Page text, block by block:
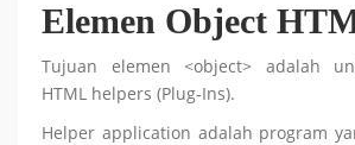
Elemen Object
Tujuan elemen <object> adalah
HTML helpers (Plug-Ins).
Helper application adalah program